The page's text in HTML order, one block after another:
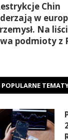
Chin
w
Na
podmioty z
POPULARNE